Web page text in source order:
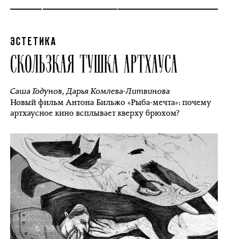
ЭСТЕТИКА
СКОЛЬЗКАЯ ТУШКА АРТХАУСА
Саша Годунов,Дарья Комлева-Литвинова
Новый фильм Антона Бильжо «Рыба-мечта»: почему
артхаусное кино всплывает кверху брюхом?